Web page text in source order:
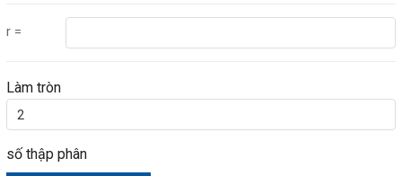
r =
Làm tròn
số thập phân